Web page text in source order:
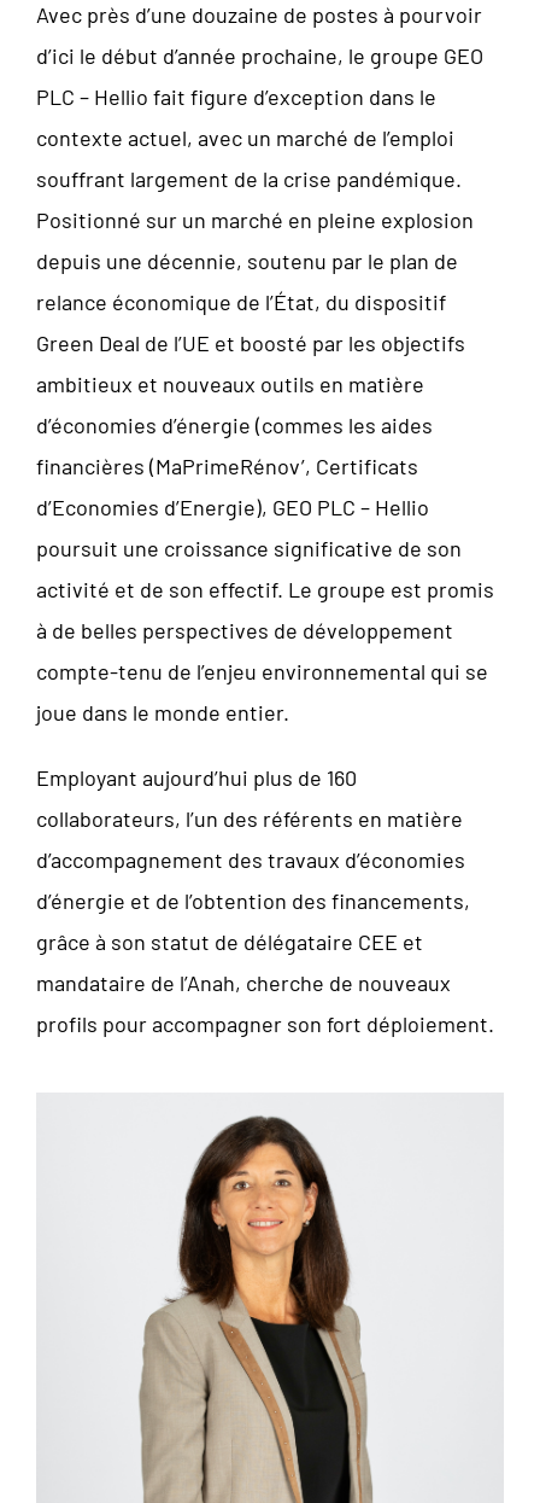
Avec près d’une douzaine de postes à pourvoir
d’ici le début d’année prochaine, le groupe GEO
PLC – Hellio fait figure d’exception dans le
contexte actuel, avec un marché de l’emploi
souffrant largement de la crise pandémique.
Positionné sur un marché en pleine explosion
depuis une décennie, soutenu par le plan de
relance économique de l’État, du dispositif
Green Deal de l’UE et boosté par les objectifs
ambitieux et nouveaux outils en matière
d’économies d’énergie (commes les aides
financières (MaPrimeRénov’, Certificats
d’Economies d’Energie), GEO PLC – Hellio
poursuit une croissance significative de son
activité et de son effectif. Le groupe est promis
à de belles perspectives de développement
compte-tenu de l’enjeu environnemental qui se
joue dans le monde entier.
Employant aujourd’hui plus de 160
collaborateurs, l’un des référents en matière
d’accompagnement des travaux d’économies
d’énergie et de l’obtention des financements,
grâce à son statut de délégataire CEE et
mandataire de l’Anah, cherche de nouveaux
profils pour accompagner son fort déploiement.